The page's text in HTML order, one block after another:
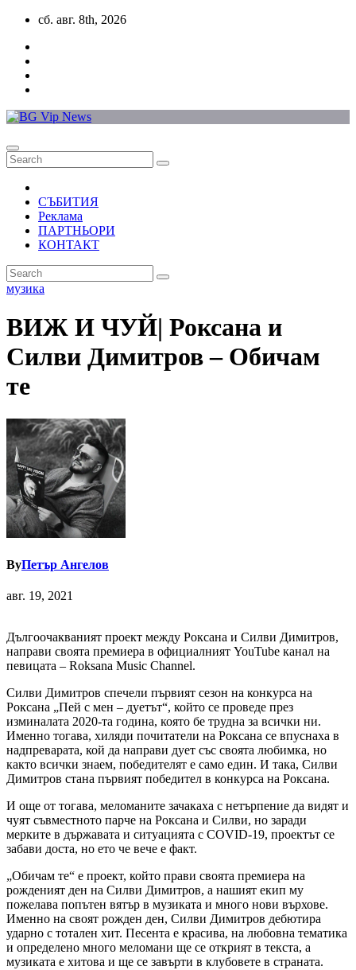
Skip
content
сб. авг. 8th, 2026
СЪБИТИЯ
Реклама
ПАРТНЬОРИ
КОНТАКТ
музика
ВИЖ И ЧУЙ| Роксана и
Силви Димитров – Обичам
те
ByПетър Ангелов
авг. 19, 2021
Дългоочакваният проект между Роксана и Силви Димитров,
направи своята премиера в официалният YouTube канал на
певицата – Roksana Music Channel.
Силви Димитров спечели първият сезон на конкурса на
Роксана „Пей с мен – дуетът“, който се проведе през
изминалата 2020-та година, която бе трудна за всички ни.
Именно тогава, хиляди почитатели на Роксана се впуснаха в
надпреварата, кой да направи дует със своята любимка, но
както всички знаем, победителят е само един. И така, Силви
Димитров стана първият победител в конкурса на Роксана.
И още от тогава, меломаните зачакаха с нетърпение да видят и
чуят съвместното парче на Роксана и Силви, но заради
мерките в държавата и ситуацията с COVID-19, проектът се
забави доста, но ето че вече е факт.
„Обичам те“ е проект, който прави своята премиера на
рожденият ден на Силви Димитров, а нашият екип му
пожелава попътен вятър в музиката и много нови върхове.
Именно на своят рожден ден, Силви Димитров дебютира
ударно с тотален хит. Песента е красива, на любовна тематика
и определено много меломани ще се открият в текста, а
музиката е хитова и ще се завърти в клубовете в страната.